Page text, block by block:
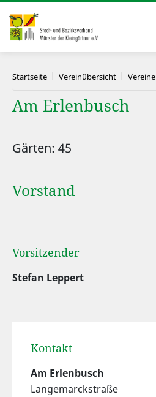
Startseite Vereinübersicht Vereine
Am Erlenbusch
Gärten: 45
Vorstand
Vorsitzender
Stefan Leppert
Kontakt
Am Erlenbusch
Langemarckstraße